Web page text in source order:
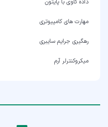
داده کاوی با پایتون
مهارت های کامپیوتری
رهگیری جرایم سایبری
میکروکنترلر آرم